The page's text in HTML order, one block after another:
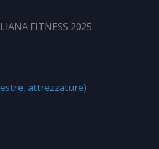
FITNESS 2025
attrezzature)